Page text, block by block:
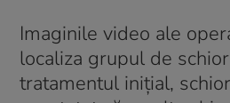
Imaginile video ale
localiza grupul de
tratamentul inițial,